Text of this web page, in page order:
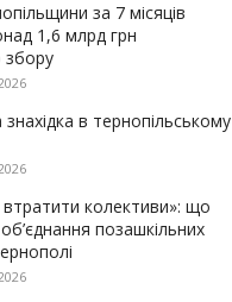
за 7 місяців
1,6 млрд грн
збору
в тернопільському
колективи»: що
позашкільних